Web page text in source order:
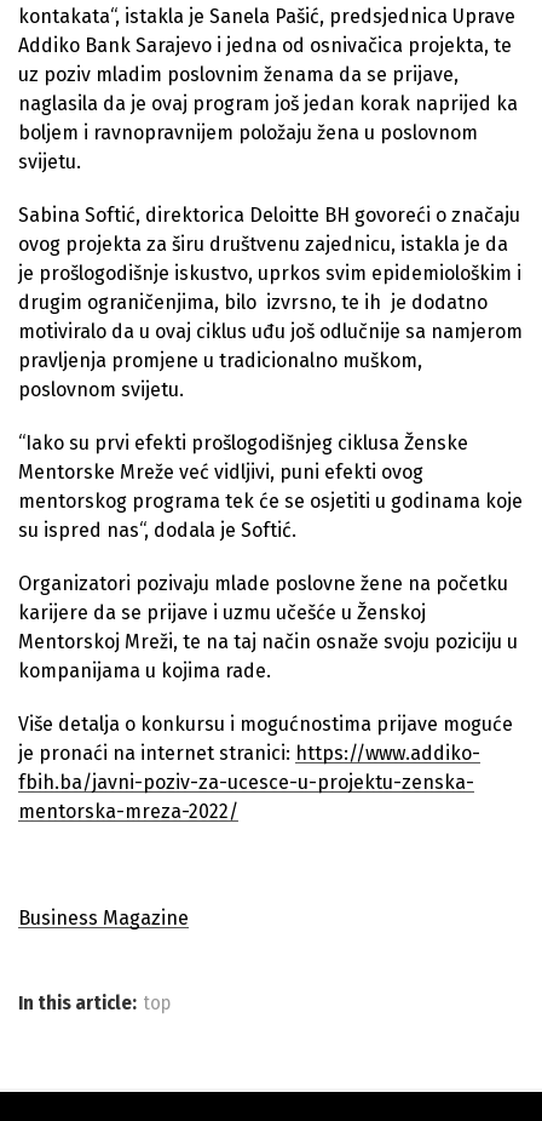
kontakata“, istakla je Sanela Pašić, predsjednica Uprave
Addiko Bank Sarajevo i jedna od osnivačica projekta, te
uz poziv mladim poslovnim ženama da se prijave,
naglasila da je ovaj program još jedan korak naprijed ka
boljem i ravnopravnijem položaju žena u poslovnom
svijetu.
Sabina Softić, direktorica Deloitte BH govoreći o značaju
ovog projekta za širu društvenu zajednicu, istakla je da
je prošlogodišnje iskustvo, uprkos svim epidemiološkim i
drugim ograničenjima, bilo izvrsno, te ih je dodatno
motiviralo da u ovaj ciklus uđu još odlučnije sa namjerom
pravljenja promjene u tradicionalno muškom,
poslovnom svijetu.
“Iako su prvi efekti prošlogodišnjeg ciklusa Ženske
Mentorske Mreže već vidljivi, puni efekti ovog
mentorskog programa tek će se osjetiti u godinama koje
su ispred nas“, dodala je Softić.
Organizatori pozivaju mlade poslovne žene na početku
karijere da se prijave i uzmu učešće u Ženskoj
Mentorskoj Mreži, te na taj način osnaže svoju poziciju u
kompanijama u kojima rade.
Više detalja o konkursu i mogućnostima prijave moguće
je pronaći na internet stranici: https://www.addiko-
fbih.ba/javni-poziv-za-ucesce-u-projektu-zenska-
mentorska-mreza-2022/
Business Magazine
In this article: top